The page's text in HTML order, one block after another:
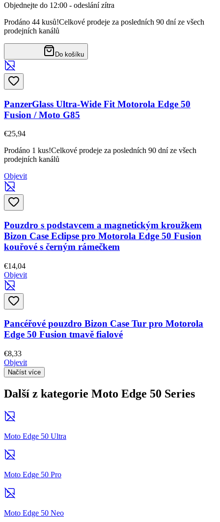
Objednejte do 12:00 - odeslání zítra
Prodáno 44 kusů!Celkové prodeje za posledních 90 dní ze všech
prodejních kanálů
Do košíku
PanzerGlass Ultra-Wide Fit Motorola Edge 50
Fusion / Moto G85
€25,94
Prodáno 1 kus!Celkové prodeje za posledních 90 dní ze všech
prodejních kanálů
Objevit
Pouzdro s podstavcem a magnetickým kroužkem
Bizon Case Eclipse pro Motorola Edge 50 Fusion
kouřové s černým rámečkem
€14,04
Objevit
Pancéřové pouzdro Bizon Case Tur pro Motorola
Edge 50 Fusion tmavě fialové
€8,33
Objevit
Načíst více
Další z kategorie Moto Edge 50 Series
Moto Edge 50 Ultra
Moto Edge 50 Pro
Moto Edge 50 Neo